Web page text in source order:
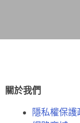
關於我們
隱私權保護